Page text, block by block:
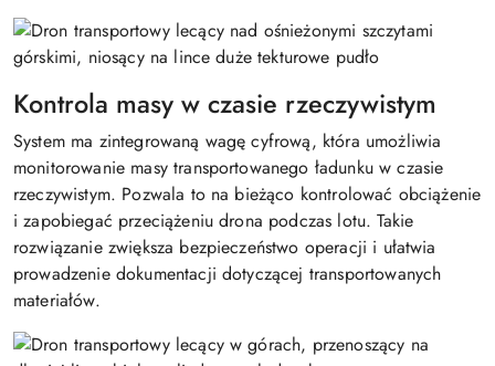
Kontrola masy w czasie rzeczywistym
System ma zintegrowaną wagę cyfrową, która umożliwia
monitorowanie masy transportowanego ładunku w czasie
rzeczywistym. Pozwala to na bieżąco kontrolować obciążenie
i zapobiegać przeciążeniu drona podczas lotu. Takie
rozwiązanie zwiększa bezpieczeństwo operacji i ułatwia
prowadzenie dokumentacji dotyczącej transportowanych
materiałów.